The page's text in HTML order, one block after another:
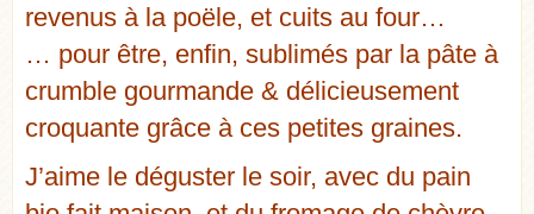
revenus à la poële, et cuits au four…
… pour être, enfin, sublimés par la pâte à
crumble gourmande & délicieusement
croquante grâce à ces petites graines.
J’aime le déguster le soir, avec du pain